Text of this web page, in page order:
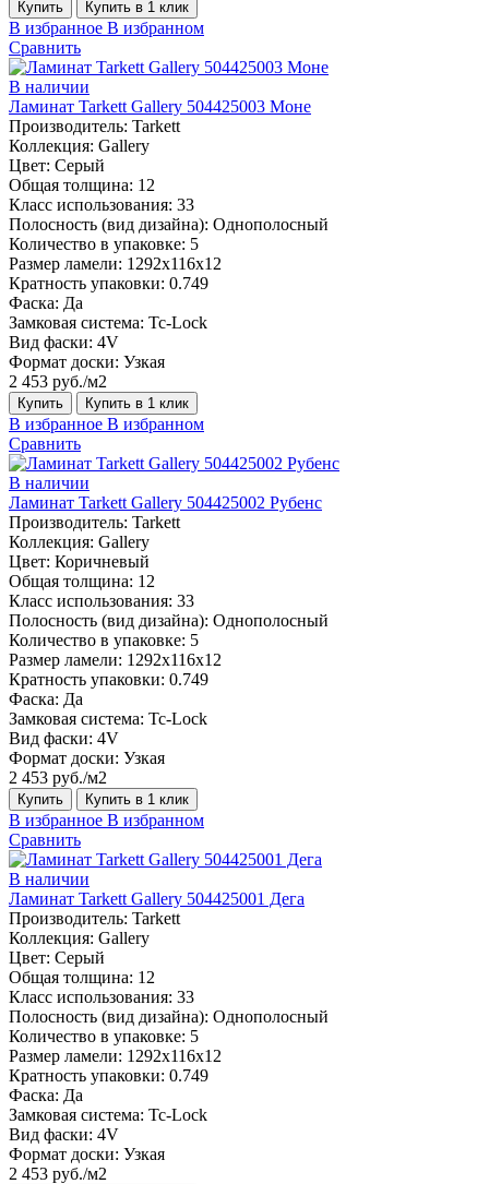
Купить Купить в 1 клик
В избранное В избранном
Сравнить
В наличии
Ламинат Tarkett Gallery 504425003 Моне
Производитель: Tarkett
Коллекция: Gallery
Цвет: Серый
Общая толщина: 12
Класс использования: 33
Полосность (вид дизайна): Однополосный
Количество в упаковке: 5
Размер ламели: 1292х116х12
Кратность упаковки: 0.749
Фаска: Да
Замковая система: Tc-Lock
Вид фаски: 4V
Формат доски: Узкая
2 453 руб./м2
Купить Купить в 1 клик
В избранное В избранном
Сравнить
В наличии
Ламинат Tarkett Gallery 504425002 Рубенс
Производитель: Tarkett
Коллекция: Gallery
Цвет: Коричневый
Общая толщина: 12
Класс использования: 33
Полосность (вид дизайна): Однополосный
Количество в упаковке: 5
Размер ламели: 1292х116х12
Кратность упаковки: 0.749
Фаска: Да
Замковая система: Tc-Lock
Вид фаски: 4V
Формат доски: Узкая
2 453 руб./м2
Купить Купить в 1 клик
В избранное В избранном
Сравнить
В наличии
Ламинат Tarkett Gallery 504425001 Дега
Производитель: Tarkett
Коллекция: Gallery
Цвет: Серый
Общая толщина: 12
Класс использования: 33
Полосность (вид дизайна): Однополосный
Количество в упаковке: 5
Размер ламели: 1292х116х12
Кратность упаковки: 0.749
Фаска: Да
Замковая система: Tc-Lock
Вид фаски: 4V
Формат доски: Узкая
2 453 руб./м2